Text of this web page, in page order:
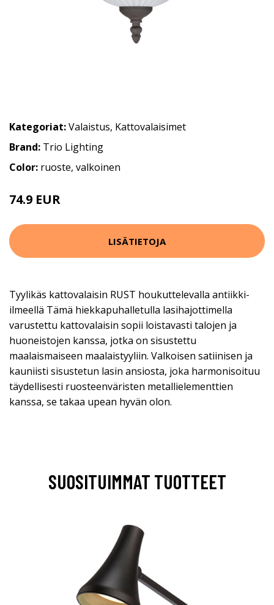
Kategoriat:Valaistus, Kattovalaisimet
Brand: Trio Lighting
Color: ruoste, valkoinen
74.9 EUR
LISÄTIETOJA
Tyylikäs kattovalaisin RUST houkuttelevalla antiikki-
ilmeellä Tämä hiekkapuhalletulla lasihajottimella
varustettu kattovalaisin sopii loistavasti talojen ja
huoneistojen kanssa, jotka on sisustettu
maalaismaiseen maalaistyyliin. Valkoisen satiinisen ja
kauniisti sisustetun lasin ansiosta, joka harmonisoituu
täydellisesti ruosteenväristen metallielementtien
kanssa, se takaa upean hyvän olon.
SUOSITUIMMAT TUOTTEET